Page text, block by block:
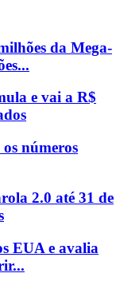
da Mega-
e vai a R$
números
2.0 até 31 de
EUA e avalia